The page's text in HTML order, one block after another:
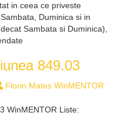
in ceea ce priveste
Duminica si in
Sambata si Duminica),
849.03
Florin Mates WinMENTOR
WinMENTOR Liste: